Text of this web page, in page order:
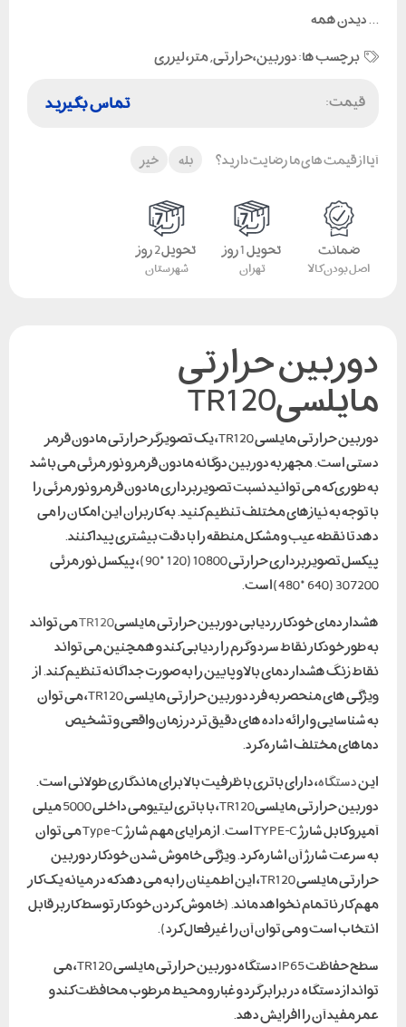
...دیدن همه
برچسب ها:دوربین،حرارتی,متر، لیزری
قیمت:
تماس بگیرید
آیا از قیمت های ما رضایت دارید؟ بله خیر
ضمانت
اصل بودن کالا
تحویل 1 روز
تهران
تحویل 2 روز
شهرستان
دوربین حرارتی
مایلسیTR120
دوربین حرارتی مایلسی TR120، یک تصویرگر حرارتی مادون قرمز
دستی است. مجهز به دوربین دوگانه مادون قرمز و نور مرئی می باشد
به طوری که می توانید نسبت تصویربرداری مادون قرمز و نور مرئی را
با توجه به نیازهای مختلف تنظیم کنید. به کاربران این امکان را می
دهد تا نقطه عیب و مشکل منطقه را با دقت بیشتری پیدا کنند.
پیکسل تصویربرداری حرارتی 10800 (120*90)، پیکسل نور مرئی
307200 (640*480)است.
هشدار دمای خودکار ردیابی دوربین حرارتی مایلسیTR120می تواند
به طور خودکار نقاط سرد و گرم را ردیابی کند و همچنین می تواند
نقاط زنگ هشدار دمای بالا و پایین را به صورت جداگانه تنظیم کند. از
ویژگی های منحصر به فرد دوربین حرارتی مایلسی TR120، می توان
به شناسایی و ارائه داده های دقیق تر در زمان واقعی و تشخیص
دماهای مختلف اشاره کرد.
ایندستگاه، دارای باتری با ظرفیت بالا برای ماندگاری طولانی است.
دوربین حرارتی مایلسیTR120، با باتری لیتیومی داخلی 5000 میلی
آمپر و کابل شارژ TYPE-C است. از مزایای مهم شارژ Type-C می توان
به سرعت شارژ آن اشاره کرد. ویژگی خاموش شدن خودکار دوربین
حرارتی مایلسی TR120، این اطمینان را به می دهد که در میانه یک کار
مهم کار ناتمام نخواهد ماند. (خاموش کردن خودکار توسط کاربر قابل
انتخاب است و می توان آن را غیرفعال کرد).
سطح حفاظت IP65 دستگاه دوربین حرارتی مایلسی TR120، می
تواند از دستگاه در برابر گرد و غبار و محیط مرطوب محافظت کند و
عمر مفید آن را افزایش دهد.